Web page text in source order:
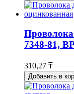
7348-81,
310,27 ₸
Добавить в